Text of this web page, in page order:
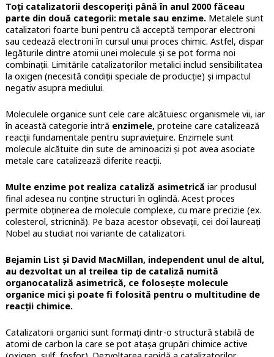
Toți catalizatorii descoperiți până în anul 2000 făceau
parte din două categorii: metale sau enzime.Metalele sunt
catalizatori foarte buni pentru că acceptă temporar electroni
sau cedează electroni în cursul unui proces chimic. Astfel, dispar
legăturile dintre atomii unei molecule și se pot forma noi
combinații. Limitările catalizatorilor metalici includ sensibilitatea
la oxigen (necesită condiții speciale de producție) și impactul
negativ asupra mediului.
Moleculele organice sunt cele care alcătuiesc organismele vii, iar
în această categorie intră enzimele, proteine care catalizează
reacții fundamentale pentru supraviețuire. Enzimele sunt
molecule alcătuite din sute de aminoacizi și pot avea asociate
metale care catalizează diferite reacții.
Multe enzime pot realiza cataliză asimetrică iar produsul
final adesea nu conține structuri în oglindă. Acest proces
permite obținerea de molecule complexe, cu mare precizie (ex.
colesterol, stricnină). Pe baza acestor obsevații, cei doi laureați
Nobel au studiat noi variante de catalizatori.
Bejamin List și David MacMillan, independent unul de altul,
au dezvoltat un al treilea tip de cataliză numită
organocataliză asimetrică, ce folosește molecule
organice mici și poate fi folosită pentru o multitudine de
reacții chimice.
Catalizatorii organici sunt formați dintr-o structură stabilă de
atomi de carbon la care se pot atașa grupări chimice active